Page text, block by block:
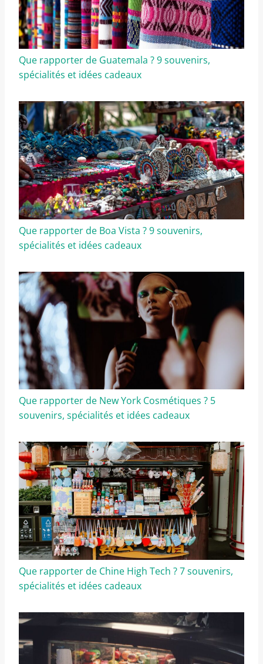
Que rapporter de Guatemala ? 9 souvenirs,
spécialités et idées cadeaux
Que rapporter de Boa Vista ? 9 souvenirs,
spécialités et idées cadeaux
Que rapporter de New York Cosmétiques ? 5
souvenirs, spécialités et idées cadeaux
Que rapporter de Chine High Tech ? 7 souvenirs,
spécialités et idées cadeaux